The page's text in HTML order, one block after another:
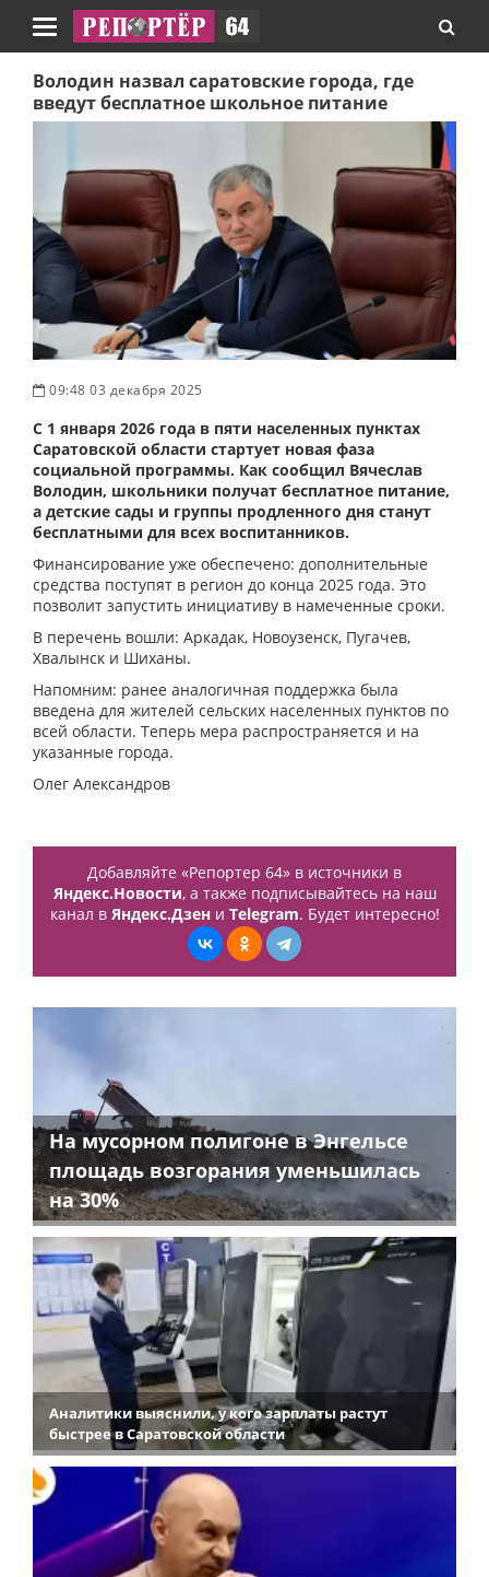
Навигация
Володин назвал саратовские города, где
введут бесплатное школьное питание
09:48 03 декабря 2025
С 1 января 2026 года в пяти населенных пунктах
Саратовской области стартует новая фаза
социальной программы. Как сообщил Вячеслав
Володин, школьники получат бесплатное питание,
а детские сады и группы продленного дня станут
бесплатными для всех воспитанников.
Финансирование уже обеспечено: дополнительные
средства поступят в регион до конца 2025 года. Это
позволит запустить инициативу в намеченные сроки.
В перечень вошли: Аркадак, Новоузенск, Пугачев,
Хвалынск и Шиханы.
Напомним: ранее аналогичная поддержка была
введена для жителей сельских населенных пунктов по
всей области. Теперь мера распространяется и на
указанные города.
Олег Александров
Добавляйте «Репортер 64» в источники в
Яндекс.Новости, а также подписывайтесь на наш
канал в Яндекс.Дзени Telegram. Будет интересно!
На мусорном полигоне в Энгельсе
площадь возгорания уменьшилась
на 30%
Аналитики выяснили, у кого зарплаты растут
быстрее в Саратовской области